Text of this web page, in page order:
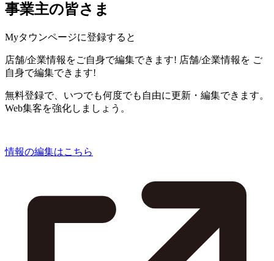
事業主の皆さま
Myタウンページに登録すると
店舗/企業情報をご自身で編集できます! 店舗/企業情報を ご
自身で編集できます!
無料登録で、いつでも何度でも自由に更新・編集できます。
Web集客を強化しましょう。
情報の編集はこちら